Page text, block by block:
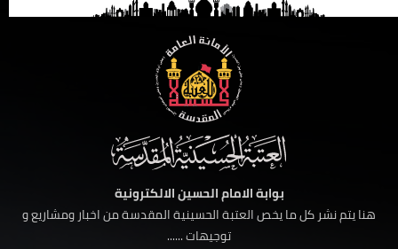
بوابة الامام الحسين الالكترونية
هنا يتم نشر كل ما يخص العتبة الحسينية المقدسة من اخبار ومشاريع و
توجيهات ......